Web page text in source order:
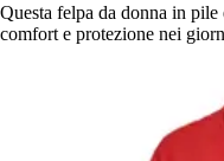
Questa felpa da donna in
comfort e protezione nei